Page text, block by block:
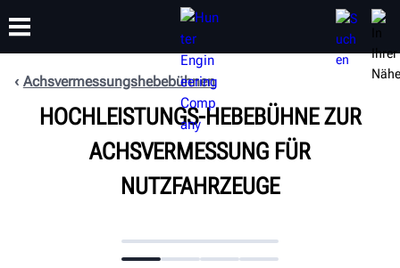
PRODUKTE SUPPORT
SCHULUNG
Achsvermessungshebebühnen
HOCHLEISTUNGS-HEBEBÜHNE ZUR
ACHSVERMESSUNG FÜR
NUTZFAHRZEUGE